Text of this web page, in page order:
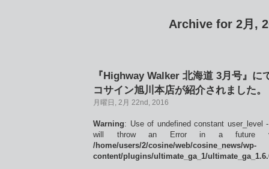
Archive for 2月,
『Highway Walker 北海道 3月号』に
コサイン旭川本店が紹介されました。
月曜日, 2月 22nd, 2016
Warning: Use of undefined constant user_level
will throw an Error in a future
/home/users/2/cosine/web/cosine_news/wp-
content/plugins/ultimate_ga_1/